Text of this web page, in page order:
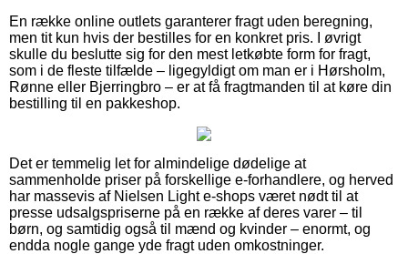
En række online outlets garanterer fragt uden beregning,
men tit kun hvis der bestilles for en konkret pris. I øvrigt
skulle du beslutte sig for den mest letkøbte form for fragt,
som i de fleste tilfælde – ligegyldigt om man er i Hørsholm,
Rønne eller Bjerringbro – er at få fragtmanden til at køre din
bestilling til en pakkeshop.
Det er temmelig let for almindelige dødelige at
sammenholde priser på forskellige e-forhandlere, og herved
har massevis af Nielsen Light e-shops været nødt til at
presse udsalgspriserne på en række af deres varer – til
børn, og samtidig også til mænd og kvinder – enormt, og
endda nogle gange yde fragt uden omkostninger.